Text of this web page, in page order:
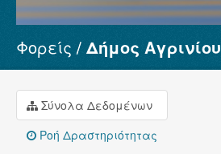
Σύνολα Δεδομένων
Φορείς
Ομάδες
Σχετικά
Φορείς Δήμος Αγρινίου
Σύνολα Δεδομένων
Ροή Δραστηριότητας